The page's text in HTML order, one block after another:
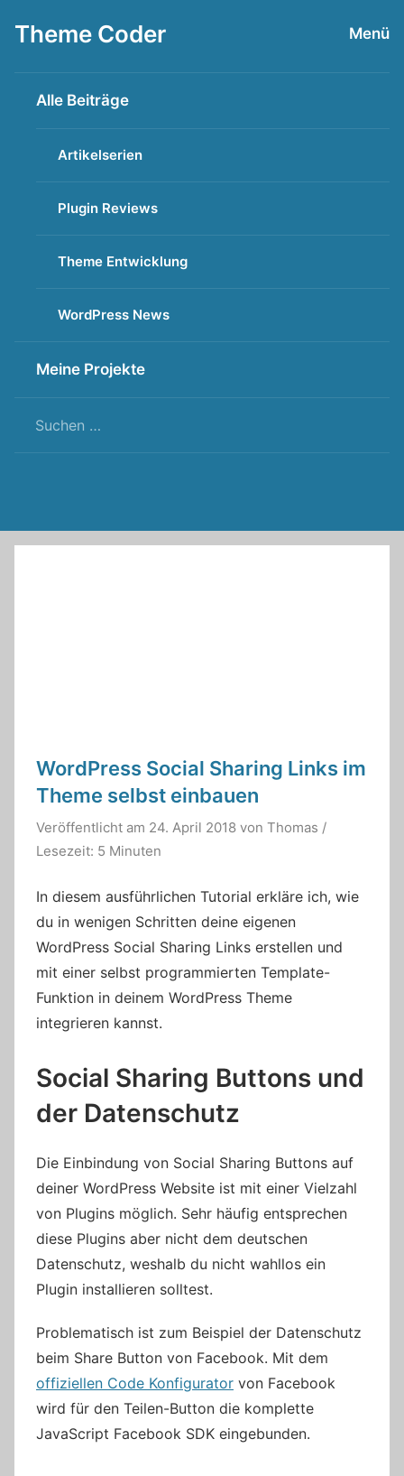
Inhalt
Theme Coder Menü
Alle Beiträge
Artikelserien
Plugin Reviews
Theme Entwicklung
WordPress News
Meine Projekte
WordPress Social Sharing Links im
Theme selbst einbauen
Veröffentlicht am 24. April 2018 von Thomas /
Lesezeit: 5 Minuten
In diesem ausführlichen Tutorial erkläre ich, wie
du in wenigen Schritten deine eigenen
WordPress Social Sharing Links erstellen und
mit einer selbst programmierten Template-
Funktion in deinem WordPress Theme
integrieren kannst.
Social Sharing Buttons und
der Datenschutz
Die Einbindung von Social Sharing Buttons auf
deiner WordPress Website ist mit einer Vielzahl
von Plugins möglich. Sehr häufig entsprechen
diese Plugins aber nicht dem deutschen
Datenschutz, weshalb du nicht wahllos ein
Plugin installieren solltest.
Problematisch ist zum Beispiel der Datenschutz
beim Share Button von Facebook. Mit dem
offiziellen Code Konfigurator von Facebook
wird für den Teilen-Button die komplette
JavaScript Facebook SDK eingebunden.